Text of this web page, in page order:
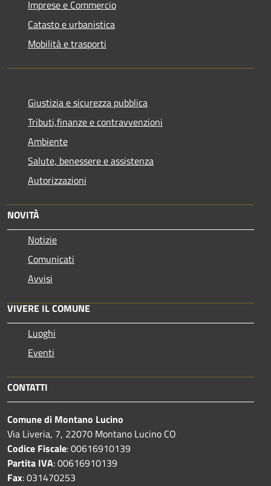
Imprese e Commercio
Catasto e urbanistica
Mobilità e trasporti
Giustizia e sicurezza pubblica
Tributi,finanze e contravvenzioni
Ambiente
Salute, benessere e assistenza
Autorizzazioni
NOVITÀ
Notizie
Comunicati
Avvisi
VIVERE IL COMUNE
Luoghi
Eventi
CONTATTI
Comune di Montano Lucino
Via Liveria, 7, 22070 Montano Lucino CO
Codice Fiscale: 00616910139
Partita IVA: 00616910139
Fax: 031470253